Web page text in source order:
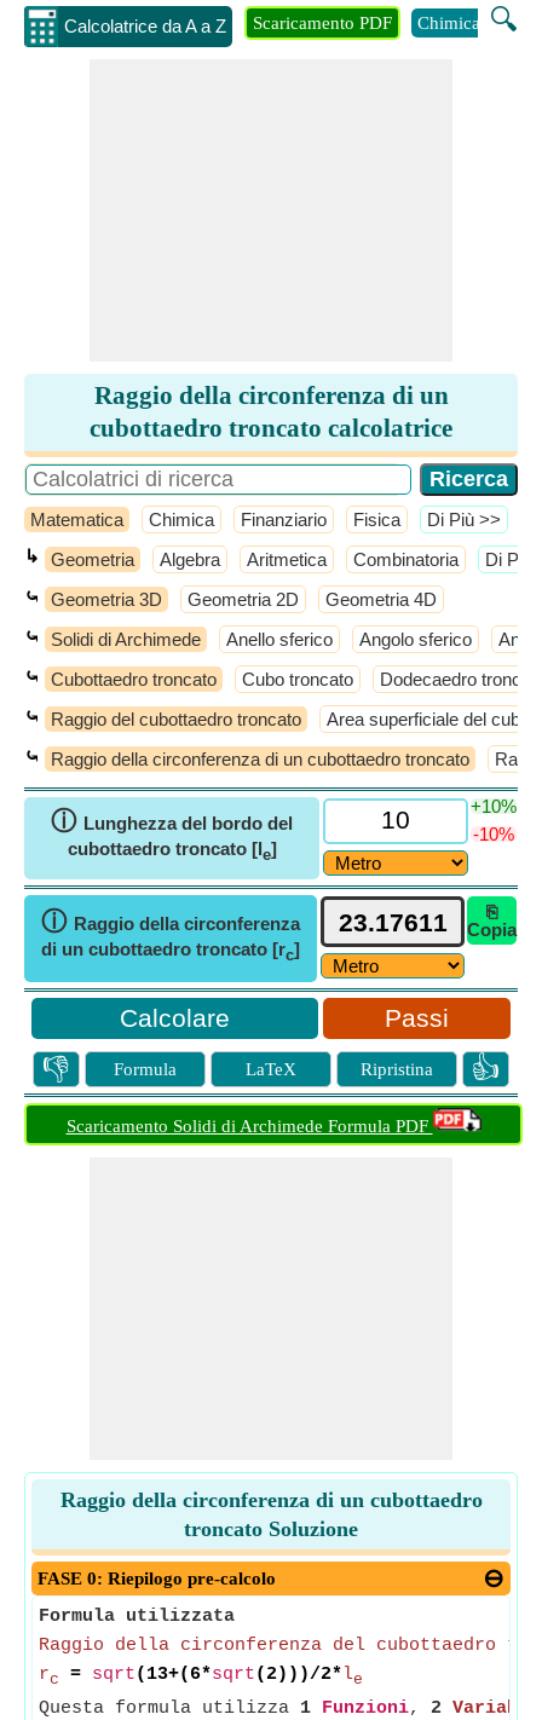
Calcolatrice da A a Z 🔍
Scaricamento PDF Chimica
Raggio della circonferenza di un
cubottaedro troncato calcolatrice
Matematica Chimica Finanziario Fisica ​Di Più >>
↳ Geometria Algebra Aritmetica Combinatoria ​Di Più
⤿ Geometria 3D Geometria 2D Geometria 4D
⤿ Solidi di Archimede Anello sferico Angolo sferico
⤿ Cubottaedro troncato Cubo troncato Dodecaedro
⤿ Raggio del cubottaedro troncato Area superficiale del
⤿ Raggio della circonferenza di un cubottaedro troncato
ⓘ Lunghezza del bordo del
cubottaedro troncato [le]
+10%
-10%
ⓘ Raggio della circonferenza
di un cubottaedro troncato [rc]
⎘
Copia
Passi
👎 Formula LaTeX Ripristina 👍
Scaricamento Solidi di Archimede Formula PDF
Raggio della circonferenza di un cubottaedro
troncato Soluzione
FASE 0: Riepilogo pre-calcolo
Formula utilizzata
Raggio della circonferenza del cubottaedro
rc = sqrt(13+(6*sqrt(2)))/2*le
Questa formula utilizza 1 Funzioni, 2